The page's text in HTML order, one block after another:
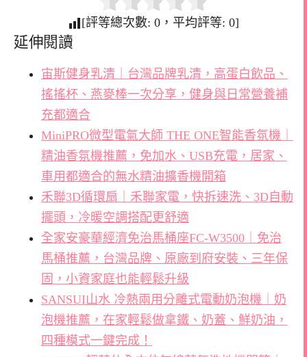
[評等總次數: 0 ，平均評等: 0]
延伸閱讀
宙斯健身乳清｜台灣品牌乳清，高蛋白飲品、
搖搖杯、燕麥棒一次分享，健身與日常營養補
充都適合
MiniPRO微型電氣大師 THE ONE智能香氛機｜
精油香氛機推薦，免加水、USB充電，居家、
車用都適合的無水精油擴香機開箱
禾聯3D循環扇｜禾聯家電，快拆速洗、3D自動
擺頭，冷暖空調搭配更舒適
全家安豪華經濟免治馬桶座FC-W3500｜免治
馬桶推薦，台灣品牌、原廠到府安裝、三年保
固，小資家庭也能輕鬆升級
SANSUI山水 冷熱兩用分離式電動奶泡機｜奶
泡機推薦，在家輕鬆做拿鐵、奶蓋、鮮奶油，
四種模式一鍵完成！